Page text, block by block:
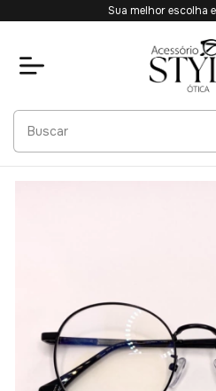
Sua melhor escolha